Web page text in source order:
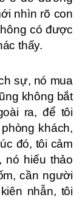
nhìn rõ con
có được
thấy.
sự, nó mua
không bắt
ra, để tôi
khách,
đó, tôi cảm
nó hiếu thảo
cần người
nhẫn, tôi